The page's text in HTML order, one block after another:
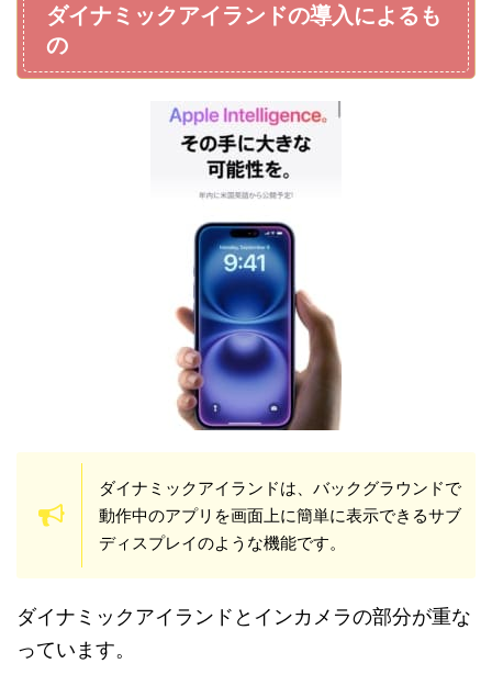
ダイナミックアイランドの導入によるも
の
ダイナミックアイランドは、バックグラウンドで
動作中のアプリを画面上に簡単に表示できるサブ
ディスプレイのような機能です。
ダイナミックアイランドとインカメラの部分が重な
っています。